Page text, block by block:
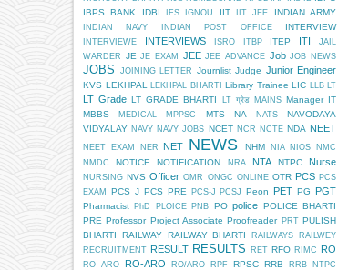
IBPS BANK
IDBI IFS IGNOU IIT IIT JEE INDIAN ARMY
INDIAN NAVY INDIAN POST OFFICE INTERVIEW
INTERVIEWE INTERVIEWS ISRO ITBP ITEP ITI
JAIL
WARDER JE JE EXAM JEE JEE ADVANCE Job JOB NEWS
JOBS JOINING LETTER Journlist Judge Junior Engineer
KVS LEKHPAL LEKHPAL BHARTI Library Trainee LIC LLB LT
LT Grade LT GRADE BHARTI LT ग्रेड MAINS Manager IT
MBBS
MEDICAL MPPSC MTS NA NATS
NAVODAYA
VIDYALAY NAVY NAVY JOBS NCET NCR NCTE NDA NEET
NEET EXAM NER NET NEWS NHM NIA NIOS
NMC
NMDC
NOTICE NOTIFICATION NRA NTA NTPC Nurse
NURSING NVS Officer OMR ONGC ONLINE OTR PCS PCS
EXAM
PCS J PCS PRE PCS-J PCSJ Peon PET PG PGT
Pharmacist PhD PLOICE PNB PO police POLICE BHARTI
PRE Professor Project Associate Proofreader PRT PULISH
BHARTI
RAILWAY RAILWAY BHARTI RAILWAYS
RAILWEY
RECRUITMENT RESULT RESULTS RET RFO RIMC RO
RO ARO RO-ARO RO/ARO RPF RPSC RRB
RRB NTPC